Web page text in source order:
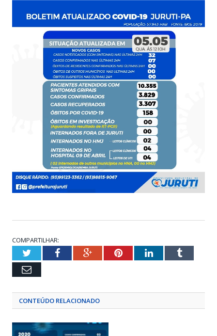
COMPARTILHAR:
TwitterFacebookGoogle+PinterestLinkedInTumblr
Email
CONTEÚDO RELACIONADO